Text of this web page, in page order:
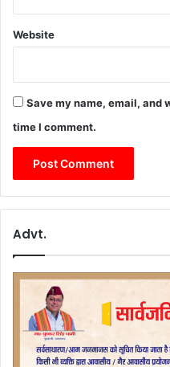
Website
Save my name, email, and
time I comment.
Advt.